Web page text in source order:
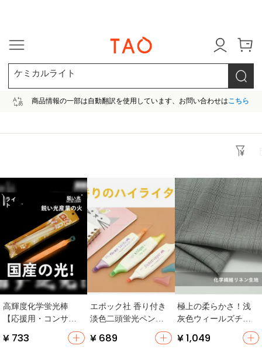
ケミカルライト
商品情報の一部は自動翻訳を使用しています、お問い合わせはこちら
高輝度化学蛍光棒
【応援用・コンサー
ト・ライブ・打CAL
L】
¥ 733
エポック社 香り付き
淡色二頭蛍光ペン
【学生向け・スウィ
ートタピルデザイ
¥ 689
極上の柔らかさ！浅
灰色ウィールズチェ
ックデザインの化繊
麻布地【スーツパン
¥ 1,049